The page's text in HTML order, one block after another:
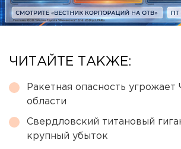
ЧИТАЙТЕ ТАКЖЕ:
Ракетная опасность угрожает
области
Свердловский титановый
крупный убыток